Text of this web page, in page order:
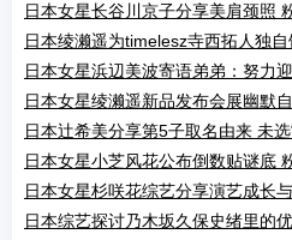
日本女星长谷川京子分享美肩颈照
日本绫濑遥为timelesz寺西拓人独
日本女星浜辺美波寄语弟弟：努力
日本女星绫濑遥新品发布会展幽默
日本辻希美分享第5子取名由来 未选
日本女星小芝风花公布倒数贴谜底
日本女星杉咲花综艺分享演艺成长
日本综艺探讨乃木坂久保史绪里的